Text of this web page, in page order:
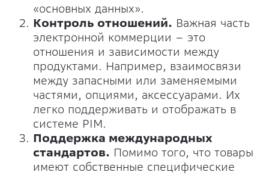
«основных данных».
Контроль отношений. Важная часть
электронной коммерции – это
отношения и зависимости между
продуктами. Например, взаимосвязи
между запасными или заменяемыми
частями, опциями, аксессуарами. Их
легко поддерживать и отображать в
системе PIM.
Поддержка международных
стандартов. Помимо того, что товары
имеют собственные специфические